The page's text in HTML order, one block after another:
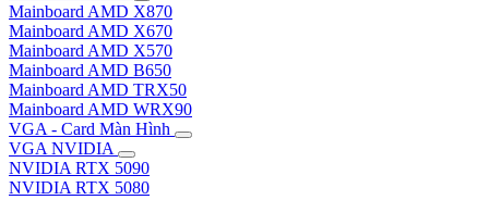
Mainboard AMD X870
Mainboard AMD X670
Mainboard AMD X570
Mainboard AMD B650
Mainboard AMD TRX50
Mainboard AMD WRX90
VGA - Card Màn Hình
VGA NVIDIA
NVIDIA RTX 5090
NVIDIA RTX 5080